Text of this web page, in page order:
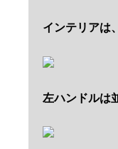
インテリアは
左ハンドルは